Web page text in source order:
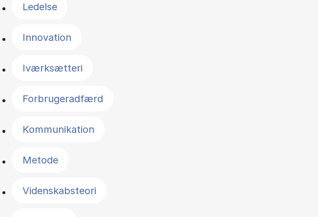
Ledelse
Innovation
Iværksætteri
Forbrugeradfærd
Kommunikation
Metode
Videnskabsteori